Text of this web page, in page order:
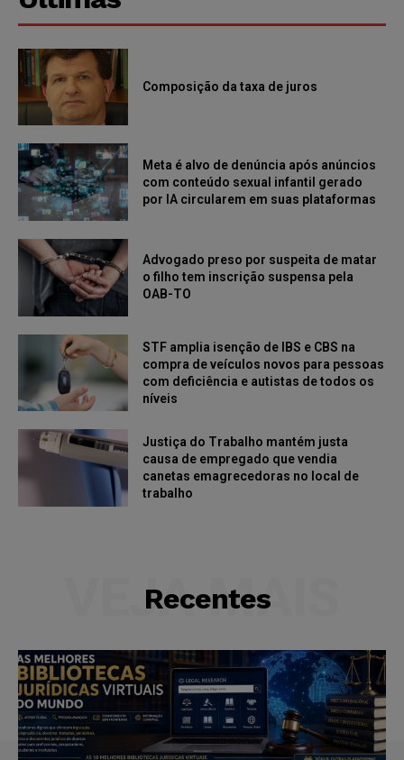
Composição da taxa de juros
Meta é alvo de denúncia após anúncios
com conteúdo sexual infantil gerado
por IA circularem em suas plataformas
Advogado preso por suspeita de matar
o filho tem inscrição suspensa pela
OAB-TO
STF amplia isenção de IBS e CBS na
compra de veículos novos para pessoas
com deficiência e autistas de todos os
níveis
Justiça do Trabalho mantém justa
causa de empregado que vendia
canetas emagrecedoras no local de
trabalho
Recentes
VEJA MAIS